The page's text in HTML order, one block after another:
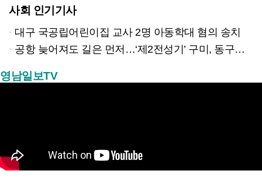
사회 인기기사
대구 국공립어린이집 교사 2명 아동학대 혐의 송치
공항 늦어져도 길은 먼저…‘제2전성기’ 구미, 동구미역 더 절실
영남일보TV